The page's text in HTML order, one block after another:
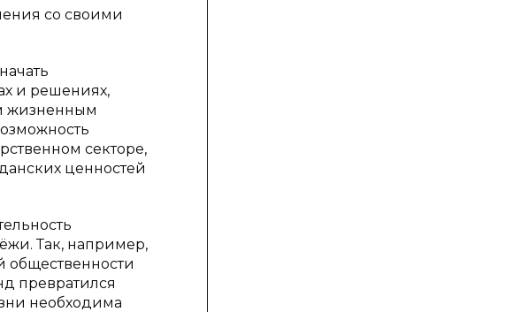
со своими
и решениях,
жизненным
секторе,
ценностей
Так, например,
общественности
превратился
необходима